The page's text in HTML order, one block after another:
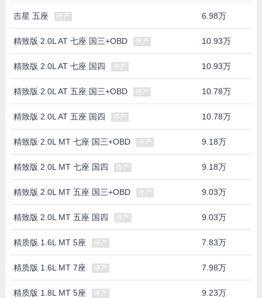
吉星 五座 停产 6.98万
精致版 2.0L AT 七座 国三+OBD 停产 10.93万
精致版 2.0L AT 七座 国四 停产 10.93万
精致版 2.0L AT 五座 国三+OBD 停产 10.78万
精致版 2.0L AT 五座 国四 停产 10.78万
精致版 2.0L MT 七座 国三+OBD 停产 9.18万
精致版 2.0L MT 七座 国四 停产 9.18万
精致版 2.0L MT 五座 国三+OBD 停产 9.03万
精致版 2.0L MT 五座 国四 停产 9.03万
精质版 1.6L MT 5座 停产 7.83万
精质版 1.6L MT 7座 停产 7.98万
精质版 1.8L MT 5座 停产 9.23万